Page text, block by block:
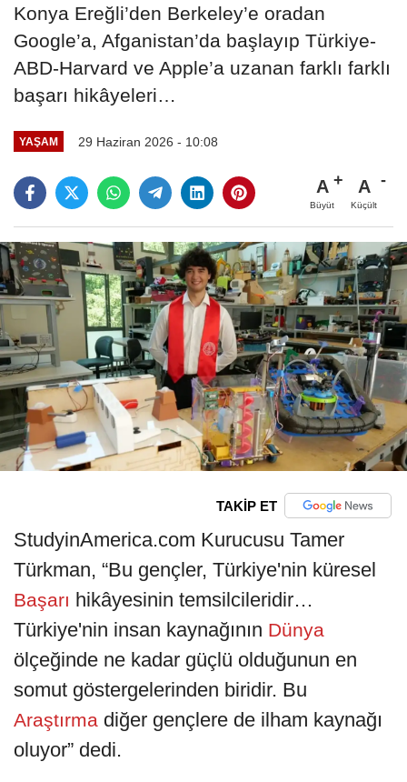
Konya Ereğli’den Berkeley’e oradan
Google’a, Afganistan’da başlayıp Türkiye-
ABD-Harvard ve Apple’a uzanan farklı farklı
başarı hikâyeleri…
YAŞAM 29 Haziran 2026 - 10:08
A
Büyüt
A
Küçült
TAKİP ET
StudyinAmerica.com Kurucusu Tamer
Türkman, “Bu gençler, Türkiye'nin küresel
Başarı hikâyesinin temsilcileridir…
Türkiye'nin insan kaynağının Dünya
ölçeğinde ne kadar güçlü olduğunun en
somut göstergelerinden biridir. Bu
Araştırma diğer gençlere de ilham kaynağı
oluyor” dedi.